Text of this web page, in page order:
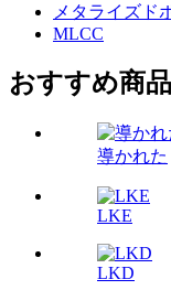
メタライズド
MLCC
おすすめ商品
導かれた
LKE
LKD